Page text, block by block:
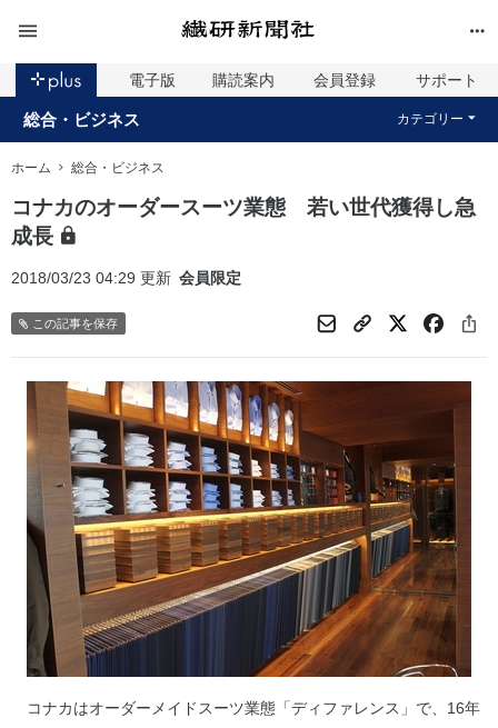
電子版 購読案内 会員登録 サポート
総合・ビジネス カテゴリー
ホーム 総合・ビジネス
コナカのオーダースーツ業態 若い世代獲得し急
成長
2018/03/23 04:29 更新 会員限定
この記事を保存
コナカはオーダーメイドスーツ業態「ディファレンス」で、16年